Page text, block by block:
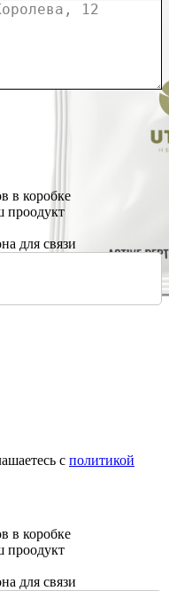
в коробке
проодукт
для связи
с политикой
в коробке
проодукт
для связи